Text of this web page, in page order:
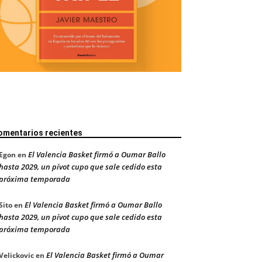
recientes
en El Valencia Basket firmó a Oumar Ballo
2029, un pívot cupo que sale cedido esta
temporada
en El Valencia Basket firmó a Oumar Ballo
2029, un pívot cupo que sale cedido esta
temporada
en El Valencia Basket firmó a Oumar